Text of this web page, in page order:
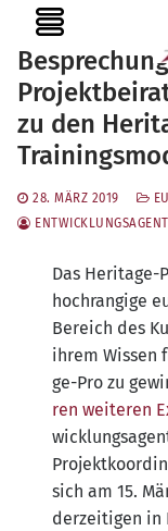
Inhalt
springen
zu den
28. MÄRZ 2019
Das Heri­ta­ge-
hoch­ran­gi­ge
Bereich des
ihrem
ge-Pro zu
ren wei­te­ren
sich am 15.
der­zei­ti­gen in